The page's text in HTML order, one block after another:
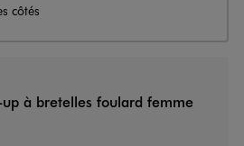
côtés
à bretelles foulard femme